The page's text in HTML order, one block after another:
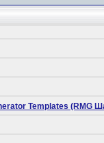
Templates (RMG